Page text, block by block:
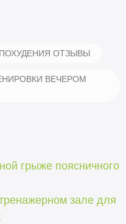
ОТЗЫВЫ
ВЕЧЕРОМ
грыже поясничного
зале для